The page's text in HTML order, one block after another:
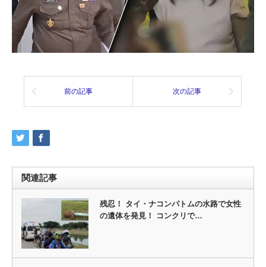
前の記事 次の記事
関連記事
残忍！ タイ・ナコンパトムの水路で女性
の遺体を発見！ コンクリで…